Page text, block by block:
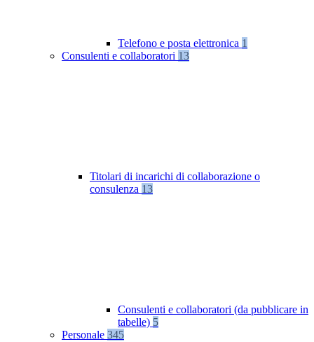
Telefono e posta elettronica 1
Consulenti e collaboratori 13
Titolari di incarichi di collaborazione o
consulenza 13
Consulenti e collaboratori (da pubblicare in
tabelle) 5
Personale 345